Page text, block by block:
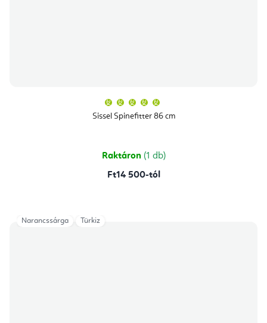
Sissel Spinefitter 86 cmátlagos
értékelése
csillag.
Raktáron (1 db)
Ft14 500-tól
Narancssárga Türkiz